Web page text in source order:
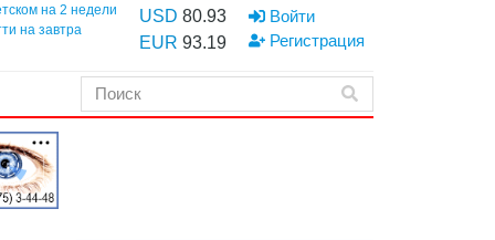
на 2 недели
на завтра
USD 80.93
EUR 93.19
Войти
Регистрация